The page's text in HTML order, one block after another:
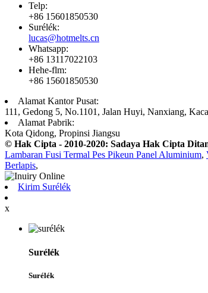
Telp:
+86 15601850530
Surélék:
lucas@hotmelts.cn
Whatsapp:
+86 13117022103
Hehe-flm:
+86 15601850530
Alamat Kantor Pusat:
111, Gedong 5, No.1101, Jalan Huyi, Nanxiang,
Alamat Pabrik:
Kota Qidong, Propinsi Jiangsu
© Hak Cipta - 2010-2020: Sadaya Hak Cipta
Lambaran Fusi Termal Pes Pikeun Panel Aluminium,
Berlapis,
Kirim Surélék
x
Surélék
Surélék